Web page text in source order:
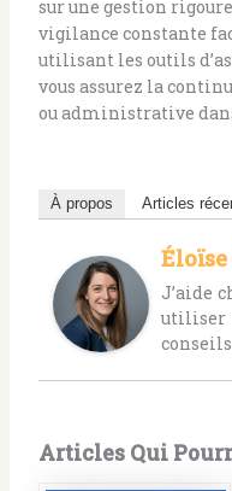
sur une gestion
vigilance constante
utilisant les outils
vous assurez la
ou administrative
À propos Articles
J’aide
utiliser
Articles Qui